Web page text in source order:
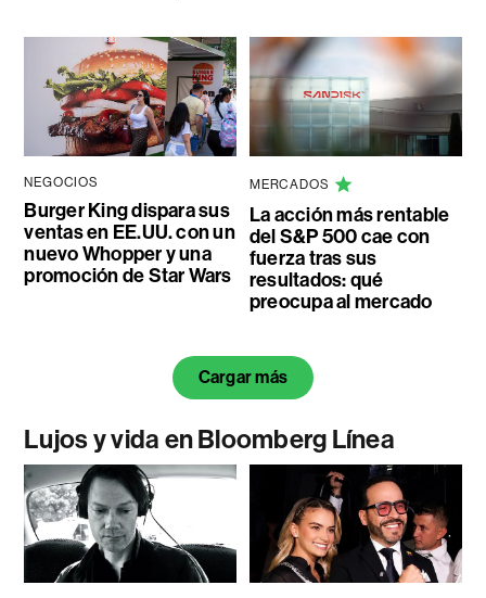
NEGOCIOS
Burger King dispara sus
ventas en EE.UU. con un
nuevo Whopper y una
promoción de Star Wars
MERCADOS
La acción más rentable
del S&P 500 cae con
fuerza tras sus
resultados: qué
preocupa al mercado
Cargar más
Lujos y vida en Bloomberg Línea